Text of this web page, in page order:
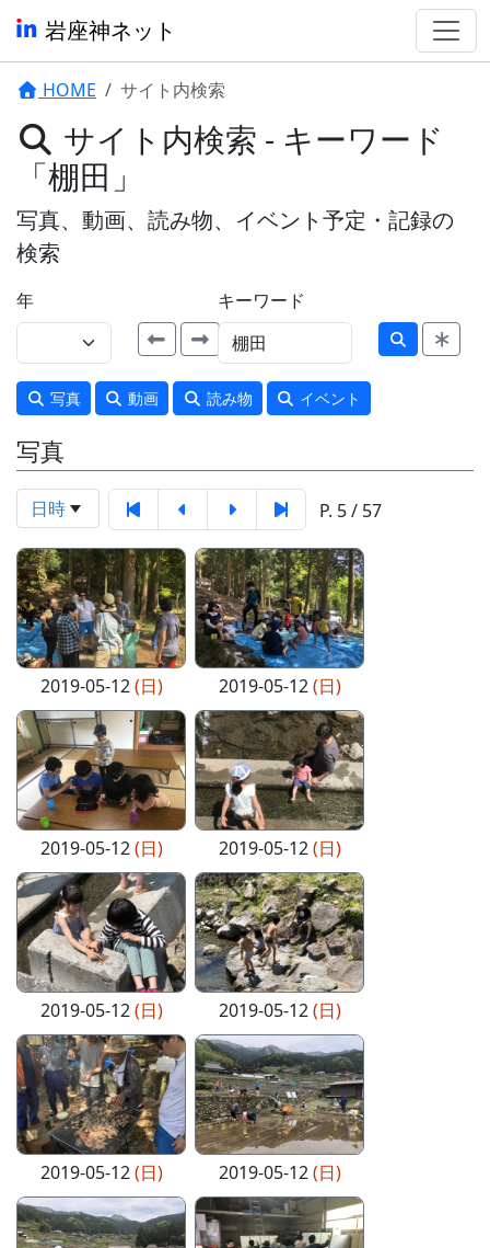
岩座神ネット
HOME サイト内検索
サイト内検索 - キーワード
「棚田」
写真、動画、読み物、イベント予定・記録の
検索
年 キーワード
写真 動画 読み物 イベント
写真
日時 P. 5 / 57
2019-05-12(日) 2019-05-12(日)
2019-05-12(日) 2019-05-12(日)
2019-05-12(日) 2019-05-12(日)
2019-05-12(日) 2019-05-12(日)